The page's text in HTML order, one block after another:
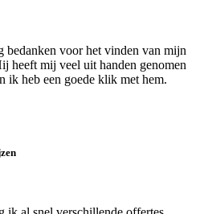
bedanken voor het vinden van mijn
heeft mij veel uit handen genomen
ik heb een goede klik met hem.